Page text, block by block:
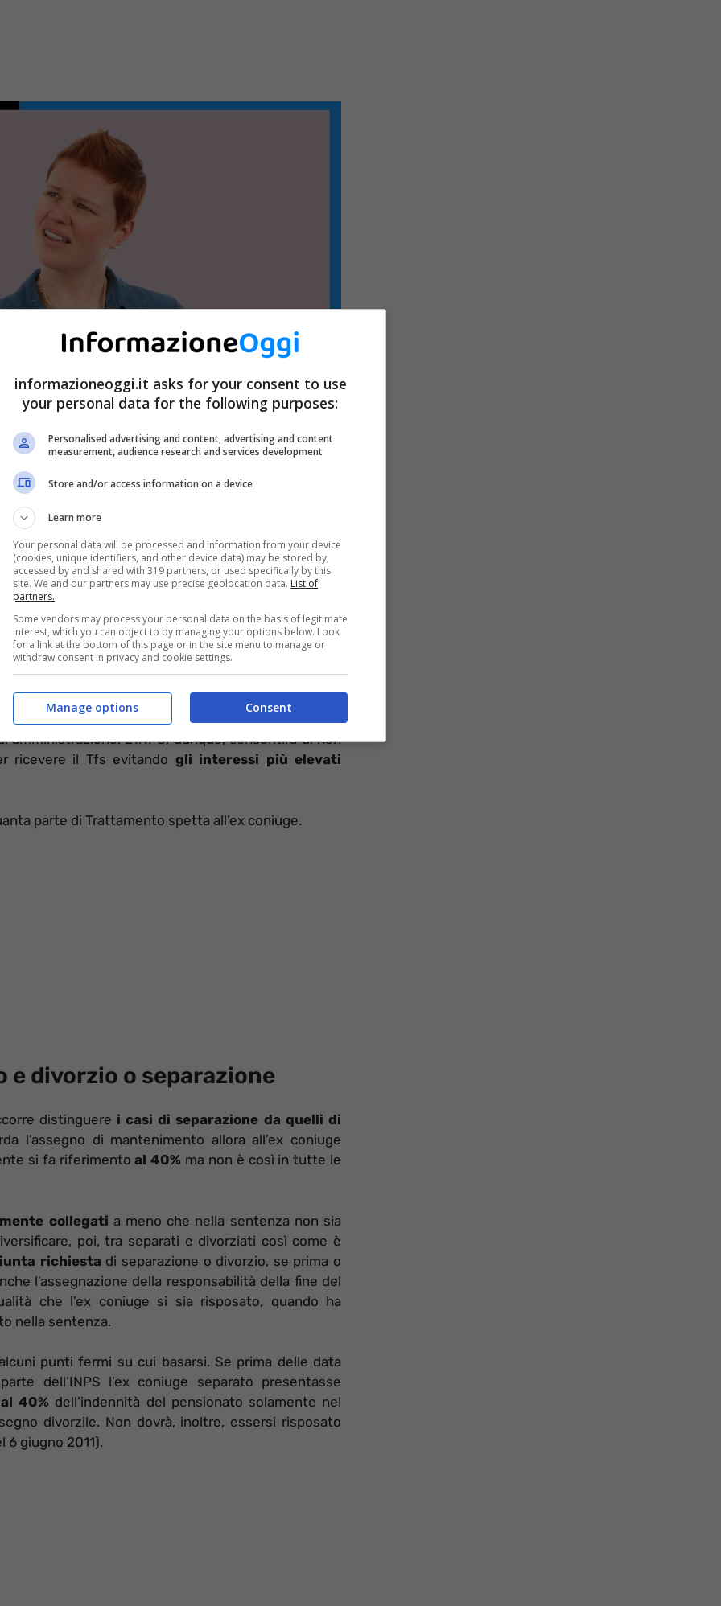
pubblici ricevonoil Trattamento di Fine Servizio
. Si tratta di una somma di denaro accumulata durante
anche se i tempi di erogazione sonopiuttosto
pubblici. Fortunatamente è possibile richiederein
previste dalregolamento entrato in vigore lo
delle Prestazioni creditizie e sociali possono,
somma accumulata (o in modo parziale) senza
fisso per l’intera durata del finanziamentopari
L’INPS, dunque, consentirà di non
ricevere il Tfs evitando gli interessi più elevati
parte di Trattamento spetta all’ex coniuge.
divorzio o separazione
distinguere i casi di separazione da quelli di
l’assegno di mantenimento allora all’ex coniuge
si fa riferimento al 40% ma non è così in tutte le
collegati a meno che nella sentenza non sia
poi, tra separati e divorziati così come è
richiesta di separazione o divorzio, se prima o
l’assegnazione della responsabilità della fine del
che l’ex coniuge si sia risposato, quando ha
nella sentenza.
punti fermi su cui basarsi. Se prima delle data
dell’INPS l’ex coniuge separato presentasse
40% dell’indennità del pensionato solamente nel
divorzile. Non dovrà, inoltre, essersi risposato
6 giugno 2011).
informazioneoggi.it asks for your consent to use
your personal data for the following purposes:
Personalised advertising and content, advertising and content
measurement, audience research and services development
Store and/or access information on a device
Learn more
Your personal data will be processed and information from your device
(cookies, unique identifiers, and other device data) may be stored by,
accessed by and shared with 319 partners, or used specifically by this
site. We and our partners may use precise geolocation data. List of
partners.
Some vendors may process your personal data on the basis of legitimate
interest, which you can object to by managing your options below. Look
for a link at the bottom of this page or in the site menu to manage or
withdraw consent in privacy and cookie settings.
Consent
Manage options